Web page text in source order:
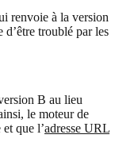
renvoie à la version
troublé par les
B au lieu
le moteur de
que l’adresse URL